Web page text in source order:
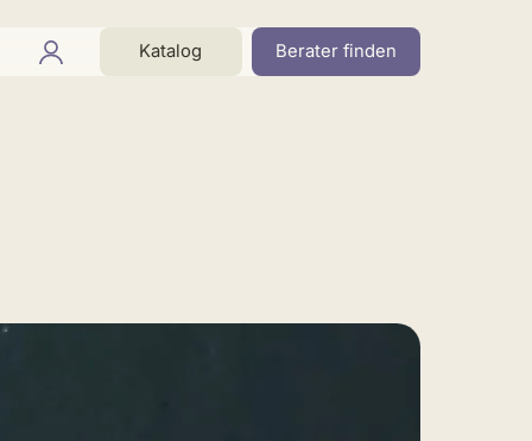
Katalog Berater finden